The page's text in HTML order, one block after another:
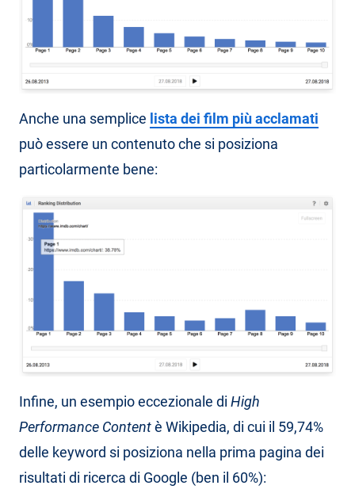
Anche una semplice lista dei film più acclamati
può essere un contenuto che si posiziona
particolarmente bene:
Infine, un esempio eccezionale di High
Performance Contentè Wikipedia, di cui il 59,74%
delle keyword si posiziona nella prima pagina dei
risultati di ricerca di Google (ben il 60%):